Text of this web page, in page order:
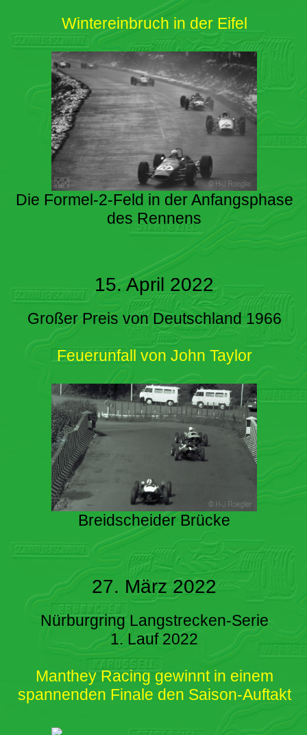
Wintereinbruch in der Eifel
Die Formel-2-Feld in der Anfangsphase
des Rennens
15. April 2022
Großer Preis von Deutschland 1966
Feuerunfall von John Taylor
Breidscheider Brücke
27. März 2022
Nürburgring Langstrecken-Serie
1. Lauf 2022
Manthey Racing gewinnt in einem
spannenden Finale den Saison-Auftakt